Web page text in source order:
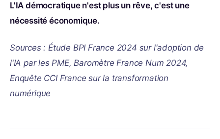
L'IA démocratique n'est plus un rêve, c'est une
nécessité économique.
Sources : Étude BPI France 2024 sur l'adoption de
l'IA par les PME, Baromètre France Num 2024,
Enquête CCI France sur la transformation
numérique